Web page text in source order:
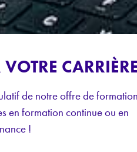
de notre offre de
en formation continue ou en
!